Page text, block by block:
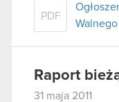
PDF
Raport
31 maja 2011